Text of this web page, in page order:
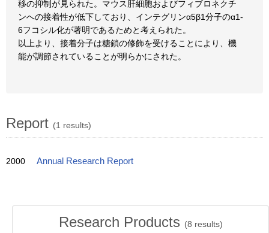
移の抑制が見られた。マウス肝細胞およびフィブロネクチ
ンへの接着性が低下しており、インテグリンα5β1分子のα1-
6フコシル化が著明であるためと考えられた。
以上より、接着分子は糖鎖の修飾を受けることにより、機
能が調節されていることが明らかにされた。
Report (1 results)
2000 Annual Research Report
Research Products (8 results)